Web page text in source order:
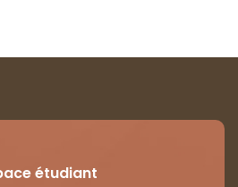
étudiant